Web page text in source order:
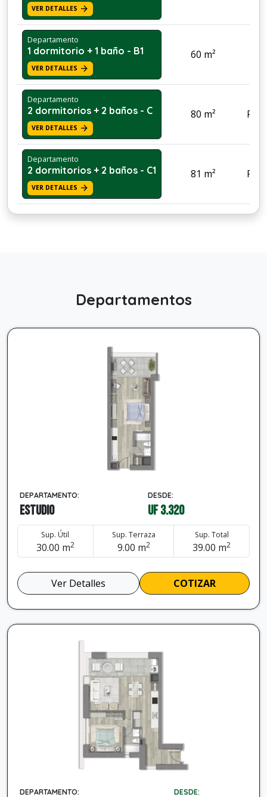
VER DETALLES arrow_forward
Departamento
1 dormitorio + 1 baño - B1
VER DETALLES arrow_forward
60 m²
Departamento
2 dormitorios + 2 baños - C
VER DETALLES arrow_forward
80 m²
Departamento
2 dormitorios + 2 baños - C1
VER DETALLES arrow_forward
81 m²
Departamentos
DEPARTAMENTO:
Estudio
DESDE:
UF 3.320
Sup. Útil
30.00 m2
Sup. Terraza
9.00 m2
Sup. Total
39.00 m2
Ver Detalles COTIZAR
DEPARTAMENTO: DESDE: